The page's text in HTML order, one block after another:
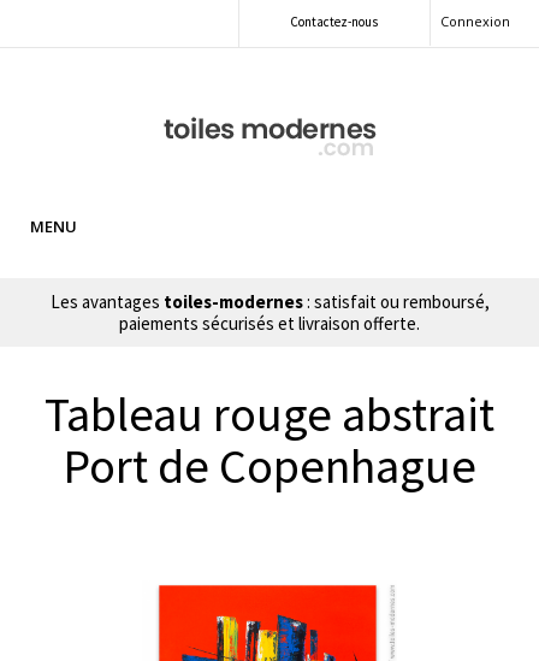
Connexion
Contactez-nous
MENU
Les avantages toiles-modernes: satisfait ou remboursé,
paiements sécurisés et livraison offerte.
Tableau rouge abstrait
Port de Copenhague